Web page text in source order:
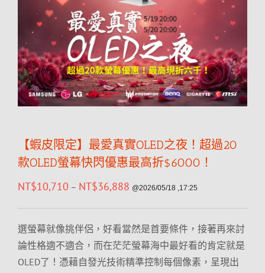
【蝦皮限定】最愛真實OLED之夜！超過20
款OLED螢幕快閃優惠最高折$6000！
NT$10,710 – NT$36,888 @2026/05/18 ,17:25
選螢幕就像挑伴侶，好看當然是首要條件，接著再來討
論性格適不適合，而在茫茫螢幕海中最好看的肯定就是
OLED了！憑藉自發光技術精準控制每個像素，呈現出